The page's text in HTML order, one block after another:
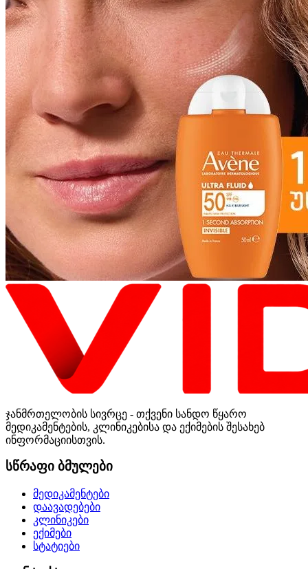
ჯანმრთელობის სივრცე - თქვენი სანდო წყარო
მედიკამენტების, კლინიკებისა და ექიმების შესახებ
ინფორმაციისთვის.
სწრაფი ბმულები
მედიკამენტები
დაავადებები
კლინიკები
ექიმები
სტატიები